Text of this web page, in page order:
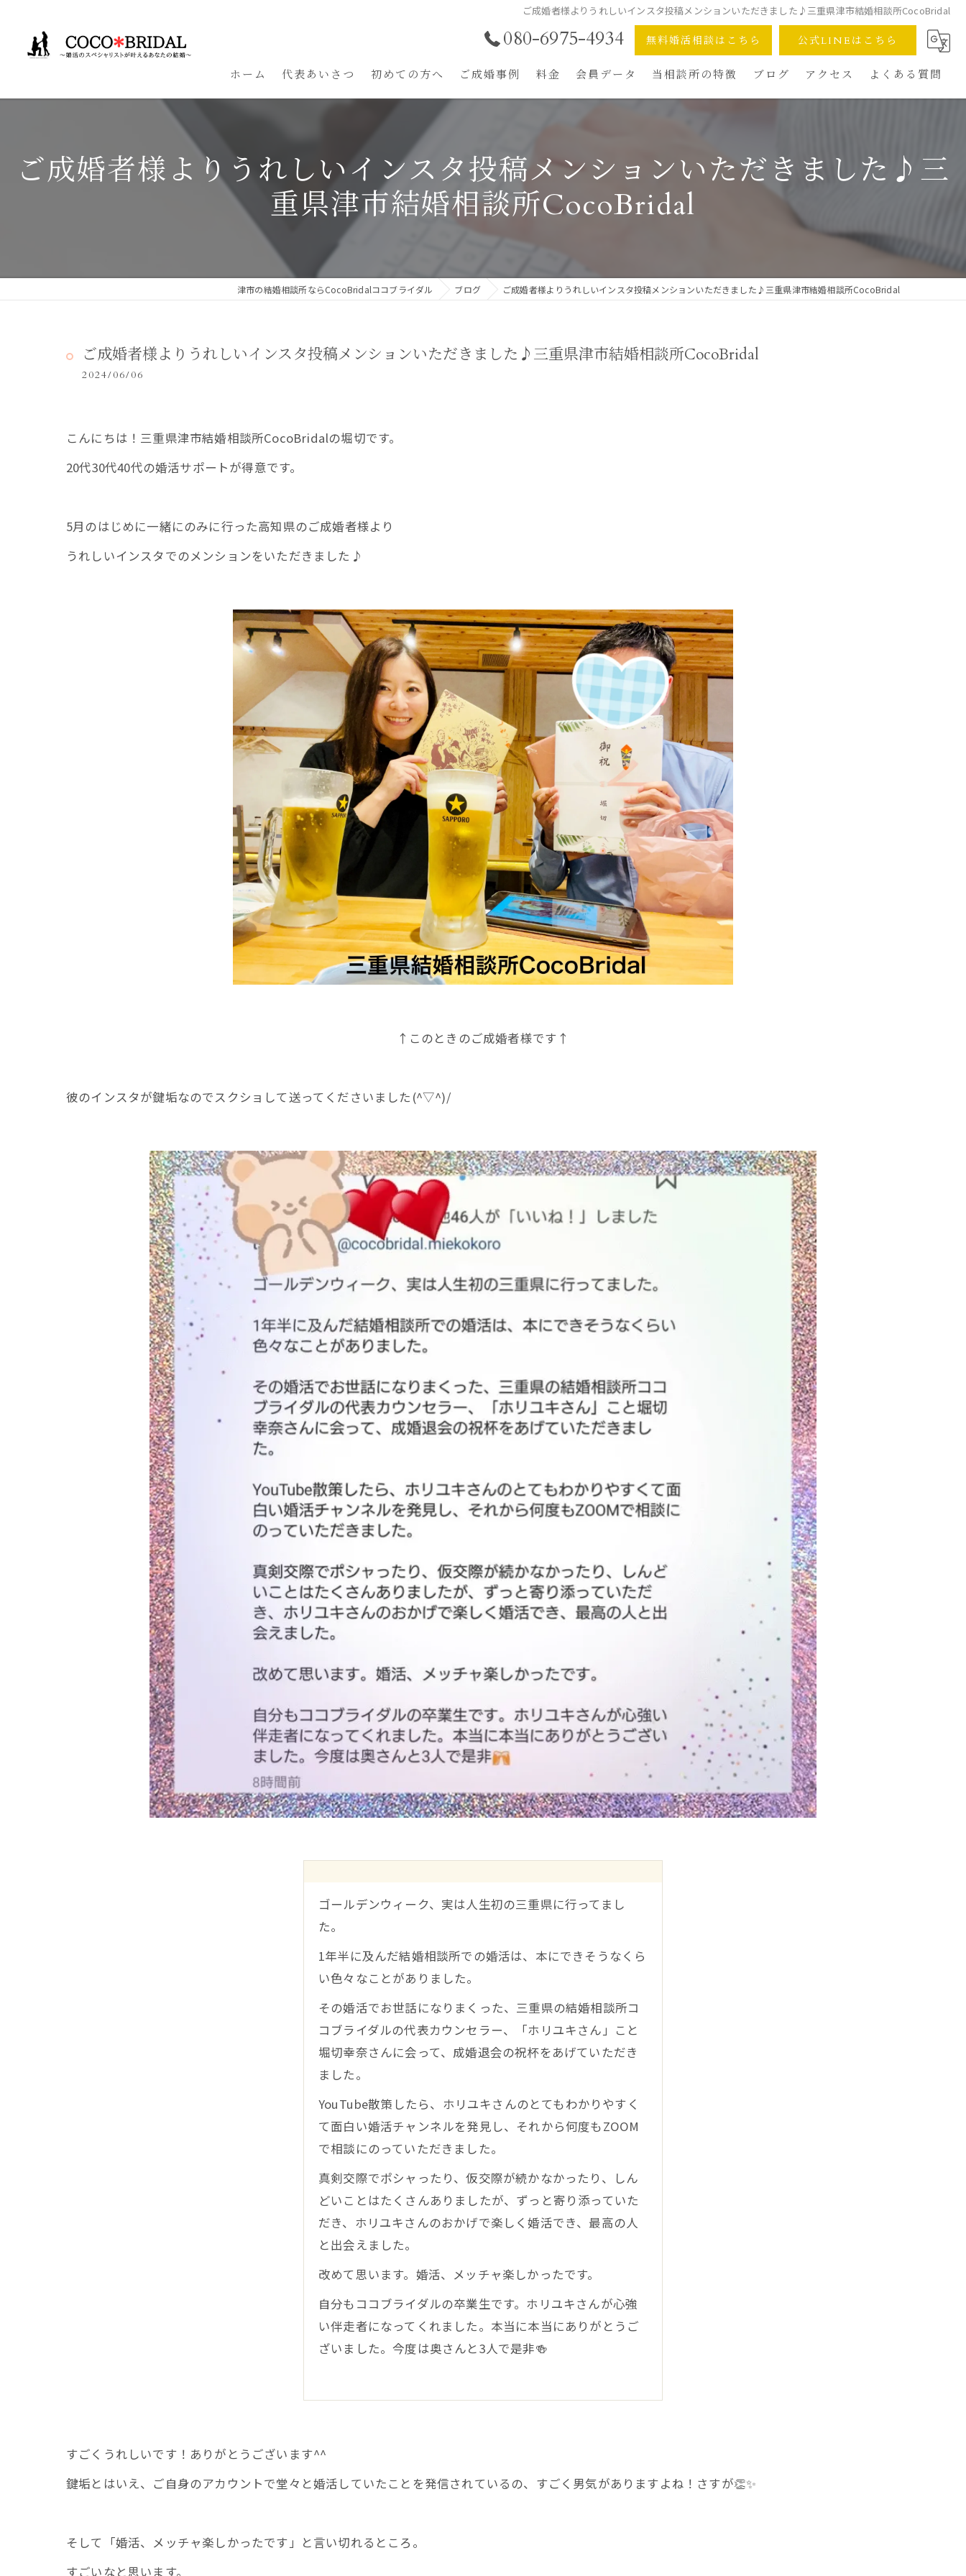
ご成婚者様よりうれしいインスタ投稿メンションいただきました♪三重県津市結婚相談所CocoBridal
080-6975-4934 無料婚活相談はこちら 公式LINEはこちら
ホーム 代表あいさつ 初めての方へ
結婚相談所の選び方
年中無休LINE相談
ご成婚までの流れ
ご成婚事例 料金 会員データ 当相談所の特徴
安心の少人数制
成婚へのスピード
安さへのこだわり
お見合いアナリティクス
ブログ アクセス よくある質問
ご成婚者様よりうれしいインスタ投稿メンションいただきました♪三
重県津市結婚相談所CocoBridal
津市の結婚相談所ならCocoBridalココブライダル ブログ ご成婚者様よりうれしいインスタ投稿メンションいただきました♪三重県津市結婚相談所CocoBridal
ご成婚者様よりうれしいインスタ投稿メンションいただきました♪三重県津市結婚相談所CocoBridal
2024/06/06
こんにちは！三重県津市結婚相談所CocoBridalの堀切です。
20代30代40代の婚活サポートが得意です。
5月のはじめに一緒にのみに行った高知県のご成婚者様より
うれしいインスタでのメンションをいただきました♪
↑このときのご成婚者様です↑
彼のインスタが鍵垢なのでスクショして送ってくださいました(^▽^)/
ゴールデンウィーク、実は人生初の三重県に行ってまし
た。
1年半に及んだ結婚相談所での婚活は、本にできそうなくら
い色々なことがありました。
その婚活でお世話になりまくった、三重県の結婚相談所コ
コブライダルの代表カウンセラー、「ホリユキさん」こと
堀切幸奈さんに会って、成婚退会の祝杯をあげていただき
ました。
YouTube散策したら、ホリユキさんのとてもわかりやすく
て面白い婚活チャンネルを発見し、それから何度もZOOM
で相談にのっていただきました。
真剣交際でポシャったり、仮交際が続かなかったり、しん
どいことはたくさんありましたが、ずっと寄り添っていた
だき、ホリユキさんのおかげで楽しく婚活でき、最高の人
と出会えました。
改めて思います。婚活、メッチャ楽しかったです。
自分もココブライダルの卒業生です。ホリユキさんが心強
い伴走者になってくれました。本当に本当にありがとうご
ざいました。今度は奥さんと3人で是非🍻
すごくうれしいです！ありがとうございます^^
鍵垢とはいえ、ご自身のアカウントで堂々と婚活していたことを発信されているの、すごく男気がありますよね！さすが👏✨
そして「婚活、メッチャ楽しかったです」と言い切れるところ。
すごいなと思います。